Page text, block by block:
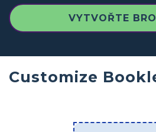
VYTVOŘTE
Customize